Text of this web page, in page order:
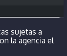
sujetas a
la agencia el